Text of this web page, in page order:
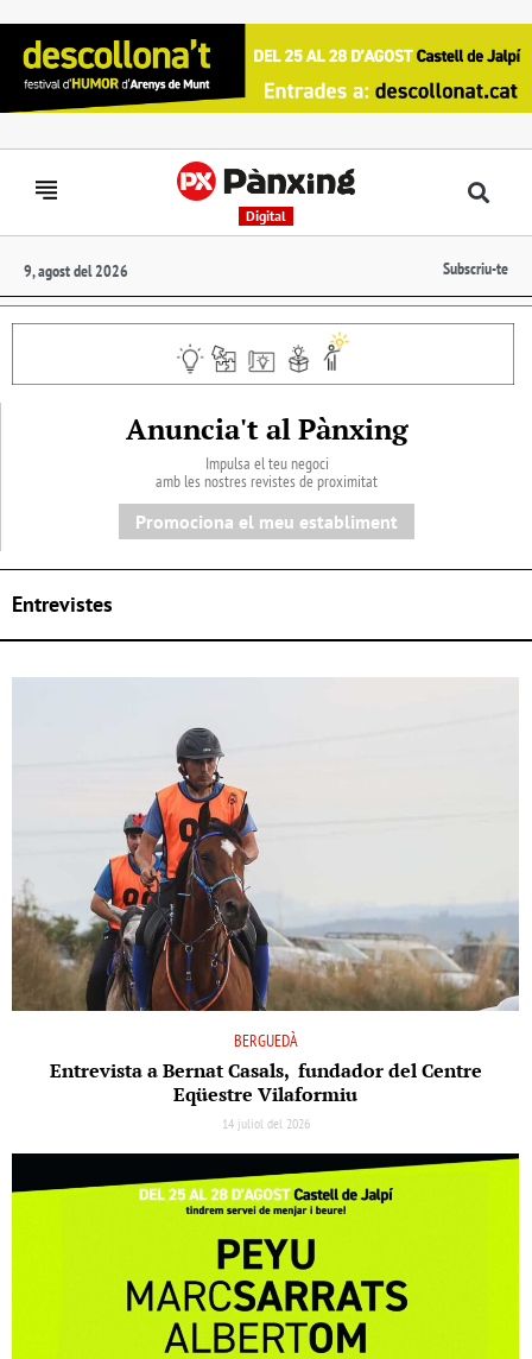
Digital
9, agost del 2026 Subscriu-te
Anuncia't al Pànxing
Impulsa el teu negoci
amb les nostres revistes de proximitat
Promociona el meu establiment
Entrevistes
BERGUEDÀ
Entrevista a Bernat Casals, fundador del Centre
Eqüestre Vilaformiu
14 juliol del 2026